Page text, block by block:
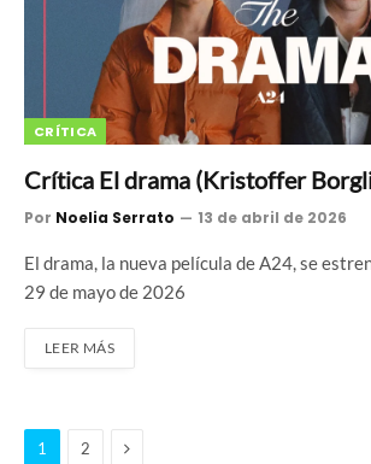
CRÍTICA
Crítica El drama (Kristoffer
Por Noelia Serrato 13 de abril de 2026
El drama, la nueva película de A24, se
29 de mayo de 2026
LEER MÁS
1 2 Siguiente